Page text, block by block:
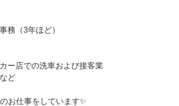
務（3年ほど）
ー店での洗車および接客業
ど
お仕事をしています✨